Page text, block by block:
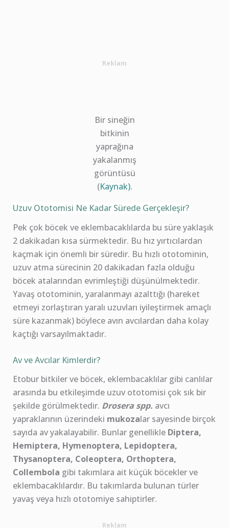
Reklam
Bir sineğin
bitkinin
yaprağına
yakalanmış
görüntüsü
(Kaynak).
Uzuv Ototomisi Ne Kadar Sürede Gerçekleşir?
Pek çok böcek ve eklembacaklılarda bu süre yaklaşık
2 dakikadan kısa sürmektedir. Bu hız yırtıcılardan
kaçmak için önemli bir süredir. Bu hızlı ototominin,
uzuv atma sürecinin 20 dakikadan fazla olduğu
böcek atalarından evrimleştiği düşünülmektedir.
Yavaş ototominin, yaralanmayı azalttığı (hareket
etmeyi zorlaştıran yaralı uzuvları iyileştirmek amaçlı
süre kazanmak) böylece avın avcılardan daha kolay
kaçtığı varsayılmaktadır.
Av ve Avcılar Kimlerdir?
Etobur bitkiler ve böcek, eklembacaklılar gibi canlılar
arasında bu etkileşimde uzuv ototomisi çok sık bir
şekilde görülmektedir. Drosera spp. avcı
yapraklarının üzerindeki mukozalar sayesinde birçok
sayıda av yakalayabilir. Bunlar genellikle Diptera,
Hemiptera, Hymenoptera, Lepidoptera,
Thysanoptera, Coleoptera, Orthoptera,
Collembola gibi takımlara ait küçük böcekler ve
eklembacaklılardır. Bu takımlarda bulunan türler
yavaş veya hızlı ototomiye sahiptirler.
Reklam